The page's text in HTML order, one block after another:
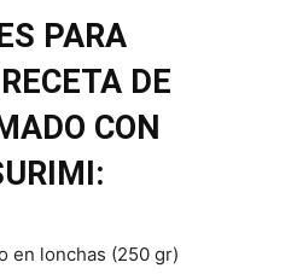
PARA
DE
CON
en lonchas (250 gr)